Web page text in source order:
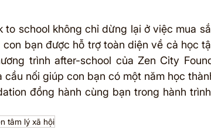
to school không chỉ dừng lại ở việc mua
bạn được hỗ trợ toàn diện về cả học
trình after-school của Zen City
cầu nối giúp con bạn có một năm học
đồng hành cùng bạn trong hành
tâm lý xã hội